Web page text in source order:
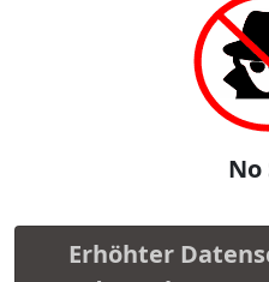
No
Erhöhter